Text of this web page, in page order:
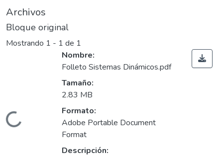
Archivos
Bloque original
Mostrando 1 - 1 de 1
Cargando...
Nombre:
Folleto Sistemas Dinámicos.pdf
Tamaño:
2.83 MB
Formato:
Adobe Portable Document
Format
Descripción: